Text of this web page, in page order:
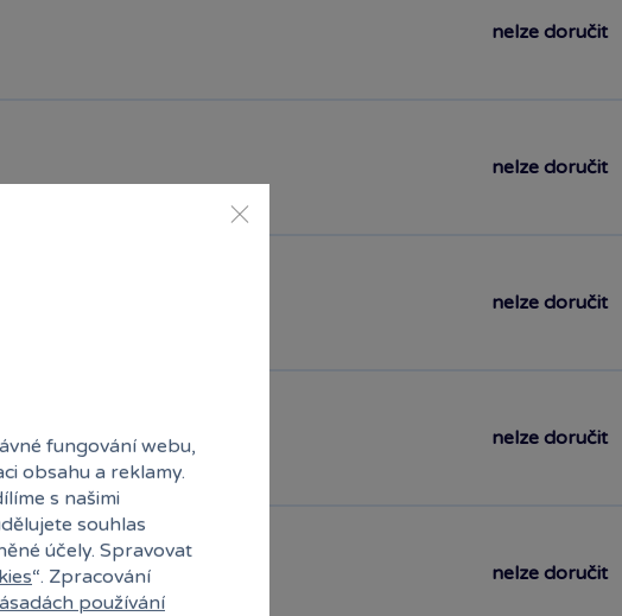
nelze doručit
nelze doručit
nelze doručit
nelze doručit
nelze doručit
fungování webu,
obsahu a reklamy.
s našimi
souhlas
účely. Spravovat
“. Zpracování
používání